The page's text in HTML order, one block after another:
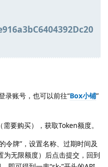
录账号，也可以前往“Box小铺”
要购买），获取Token额度。
令牌”，设置名称、过期时间及
无限额度）后点击提交，回到